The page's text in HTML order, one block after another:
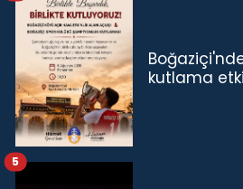
kutlama
5